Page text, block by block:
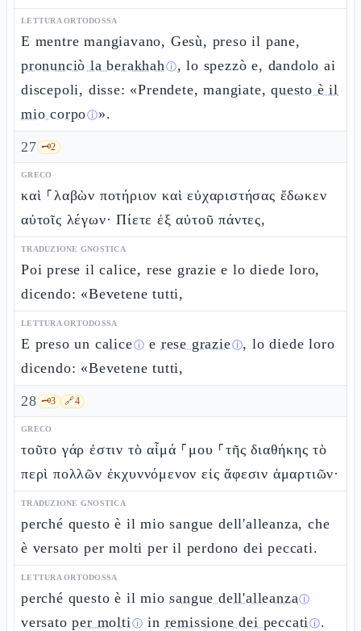
LETTURA ORTODOSSA
E mentre mangiavano, Gesù, preso il pane,
pronunciò la berakhahⓘ, lo spezzò e, dandolo ai
discepoli, disse: «Prendete, mangiate,questo è il
mio corpoⓘ».
27 🗝️2
GRECO
καὶ ⸀λαβὼν ποτήριον καὶ εὐχαριστήσας ἔδωκεν
αὐτοῖς λέγων· Πίετε ἐξ αὐτοῦ πάντες,
TRADUZIONE GNOSTICA
Poi prese il calice, rese grazie e lo diede loro,
dicendo: «Bevetene tutti,
LETTURA ORTODOSSA
E preso un caliceⓘ e rese grazieⓘ, lo diede loro
dicendo: «Bevetene tutti,
28 🗝️3 🔗4
GRECO
τοῦτο γάρ ἐστιν τὸ αἷμά ⸀μου ⸀τῆς διαθήκης τὸ
περὶ πολλῶν ἐκχυννόμενον εἰς ἄφεσιν ἁμαρτιῶν·
TRADUZIONE GNOSTICA
perché questo è il mio sangue dell'alleanza, che
è versato per molti per il perdono dei peccati.
LETTURA ORTODOSSA
perché questo è il miosangue dell'alleanzaⓘ
versatoper moltiⓘ in remissione dei peccatiⓘ.